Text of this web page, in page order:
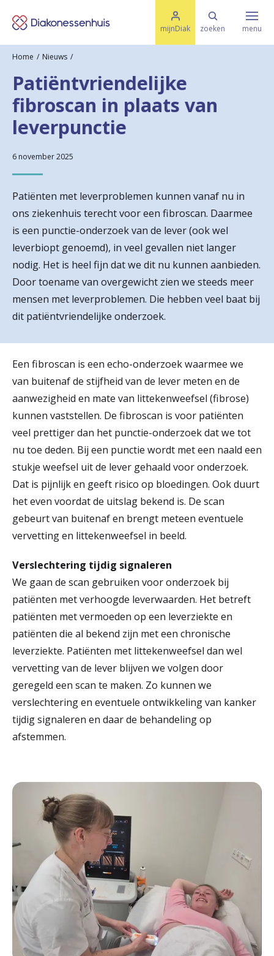
e
mijnDiak zoeken
M
e
menu
Ziektes & Aandoeningen
Uw bezoek
Spoed
Translate
Werken & Leren bij
Home Nieuws
Patiëntvriendelijke
fibroscan in plaats van
leverpunctie
6 november 2025
Patiënten met leverproblemen kunnen vanaf nu in
ons ziekenhuis terecht voor een fibroscan. Daarmee
is een punctie-onderzoek van de lever (ook wel
leverbiopt genoemd), in veel gevallen niet langer
nodig. Het is heel fijn dat we dit nu kunnen aanbieden.
Door toename van overgewicht zien we steeds meer
mensen met leverproblemen. Die hebben veel baat bij
dit patiëntvriendelijke onderzoek.
Een fibroscan is een echo-onderzoek waarmee we
van buitenaf de stijfheid van de lever meten en de
aanwezigheid en mate van littekenweefsel (fibrose)
kunnen vaststellen. De fibroscan is voor patiënten
veel prettiger dan het punctie-onderzoek dat we tot
nu toe deden. Bij een punctie wordt met een naald een
stukje weefsel uit de lever gehaald voor onderzoek.
Dat is pijnlijk en geeft risico op bloedingen. Ook duurt
het even voordat de uitslag bekend is. De scan
gebeurt van buitenaf en brengt meteen eventuele
vervetting en littekenweefsel in beeld.
Verslechtering tijdig signaleren
We gaan de scan gebruiken voor onderzoek bij
patiënten met verhoogde leverwaarden. Het betreft
patiënten met vermoeden op een leverziekte en
patiënten die al bekend zijn met een chronische
leverziekte. Patiënten met littekenweefsel dan wel
vervetting van de lever blijven we volgen door
geregeld een scan te maken. Zo kunnen we
verslechtering en eventuele ontwikkeling van kanker
tijdig signaleren en daar de behandeling op
afstemmen.